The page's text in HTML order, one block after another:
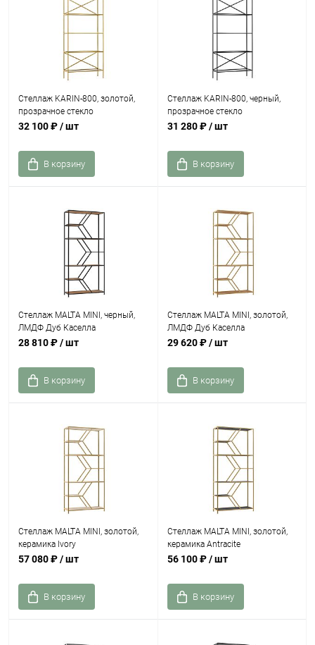
Стеллаж KARIN-800, золотой,
прозрачное стекло
32 100 ₽/ шт
В корзину
Стеллаж KARIN-800, черный,
прозрачное стекло
31 280 ₽/ шт
В корзину
Стеллаж MALTA MINI, черный,
ЛМДФ Дуб Каселла
28 810 ₽/ шт
В корзину
Стеллаж MALTA MINI, золотой,
ЛМДФ Дуб Каселла
29 620 ₽/ шт
В корзину
Стеллаж MALTA MINI, золотой,
керамика Ivory
57 080 ₽/ шт
В корзину
Стеллаж MALTA MINI, золотой,
керамика Antracite
56 100 ₽/ шт
В корзину